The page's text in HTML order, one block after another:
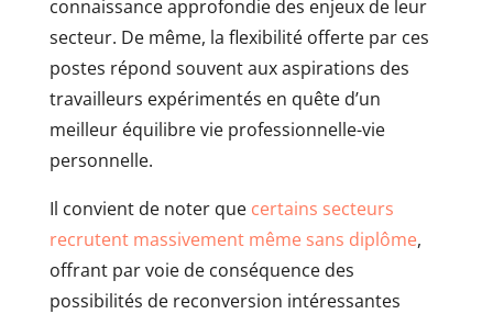
connaissance approfondie des enjeux de leur
secteur. De même, la flexibilité offerte par ces
postes répond souvent aux aspirations des
travailleurs expérimentés en quête d’un
meilleur équilibre vie professionnelle-vie
personnelle.
Il convient de noter que certains secteurs
recrutent massivement même sans diplôme,
offrant par voie de conséquence des
possibilités de reconversion intéressantes